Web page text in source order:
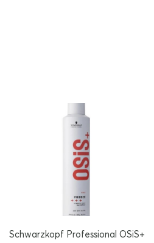
Schwarzkopf Professional OSiS+